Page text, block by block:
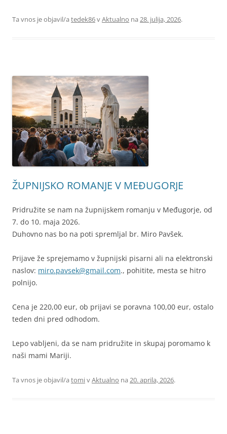
Ta vnos je objavil/a tedek86vAktualno na 28. julija, 2026.
ŽUPNIJSKO ROMANJE V MEĐUGORJE
Pridružite se nam na župnijskem romanju v Međugorje, od
7. do 10. maja 2026.
Duhovno nas bo na poti spremljal br. Miro Pavšek.
Prijave že sprejemamo v župnijski pisarni ali na elektronski
naslov: miro.pavsek@gmail.com., pohitite, mesta se hitro
polnijo.
Cena je 220,00 eur, ob prijavi se poravna 100,00 eur, ostalo
teden dni pred odhodom.
Lepo vabljeni, da se nam pridružite in skupaj poromamo k
naši mami Mariji.
Ta vnos je objavil/a tomivAktualno na 20. aprila, 2026.